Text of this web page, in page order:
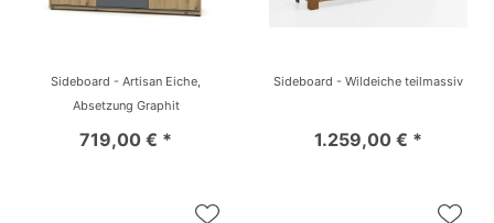
Sideboard - Artisan Eiche,
Absetzung Graphit
719,00 € *
Sideboard - Wildeiche teilmassiv
1.259,00 € *